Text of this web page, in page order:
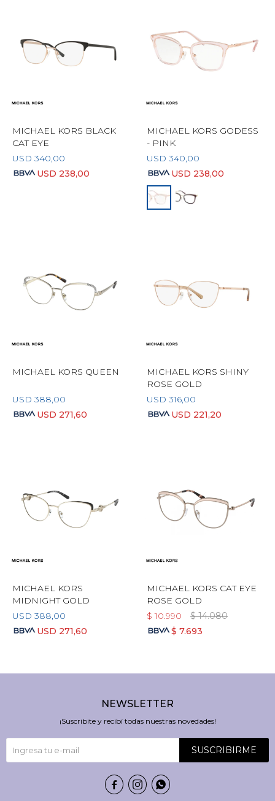
MICHAEL KORS BLACK
CAT EYE
USD 340,00
USD 238,00
MICHAEL KORS GODESS
- PINK
USD 340,00
USD 238,00
MICHAEL KORS QUEEN
USD 388,00
USD 271,60
MICHAEL KORS SHINY
ROSE GOLD
USD 316,00
USD 221,20
MICHAEL KORS
MIDNIGHT GOLD
USD 388,00
USD 271,60
MICHAEL KORS CAT EYE
ROSE GOLD
$ 10.990 $ 14.080
$ 7.693
NEWSLETTER
¡Suscribite y recibí todas nuestras novedades!
SUSCRIBIRME
  